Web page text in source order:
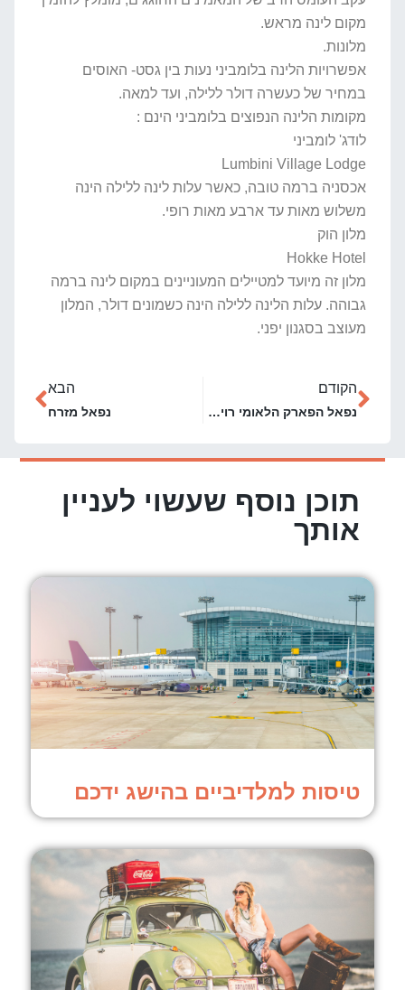
מקום לינה מראש.
מלונות.
אפשרויות הלינה בלומביני נעות בין גסט- האוסים
במחיר של כעשרה דולר ללילה, ועד למאה.
מקומות הלינה הנפוצים בלומביני הינם :
לודג' לומביני
Lumbini Village Lodge
אכסניה ברמה טובה, כאשר עלות לינה ללילה הינה
משלוש מאות עד ארבע מאות רופי.
מלון הוק
Hokke Hotel
מלון זה מיועד למטיילים המעוניינים במקום לינה ברמה
גבוהה. עלות הלינה ללילה הינה כשמונים דולר, המלון
מעוצב בסגנון יפני.
הקודם
נפאל הפארק הלאומי רויאל צ'יטואן
הבא
נפאל מזרח
תוכן נוסף שעשוי לעניין
אותך
טיסות למלדיביים בהישג ידכם